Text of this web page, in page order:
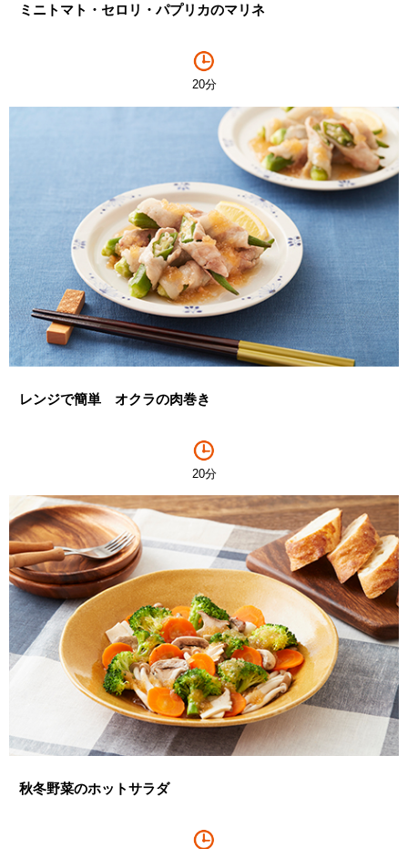
ミニトマト・セロリ・パプリカのマリネ
20分
レンジで簡単 オクラの肉巻き
20分
秋冬野菜のホットサラダ